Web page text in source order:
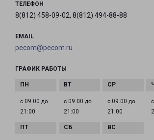
ТЕЛЕФОН
8(812) 458-09-02, 8(812) 494-88-88
EMAIL
pecom@pecom.ru
ГРАФИК РАБОТЫ
с 09:00 до
21:00
с 09:00 до
21:00
с 09:00 до
21:00